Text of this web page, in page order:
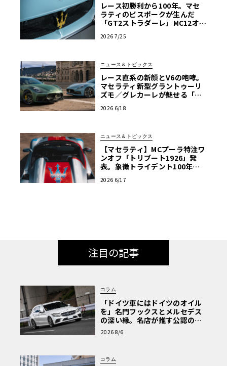
レース初勝利から100年。マセ
ラティのビスポークが生んだ
「GT2ストラダーレ」MC12オマ
2026 7/25
ニュース＆トピックス
レース直系の新顔とV6の咆哮。
マセラティ新型グラントゥーリ
ズモ／グレカーレが魅せる「気
2026 6/18
ニュース＆トピックス
【マセラティ】MCプーラ特注ワ
ンオフ「トリブート1926」発
表。象徴トライデント100年の
2026 6/17
注目の記事
コラム
「ドイツ車にはドイツのオイル
を」名門フックスとメルセデス
の深い縁。名店が推す公認の安
心と、Cクラスで味わうシルキー
な走り〈PR〉
2026 8/6
コラム